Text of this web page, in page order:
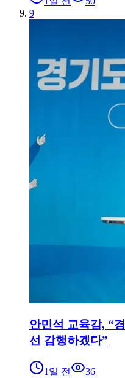
9
안민석 교육감, “
선 감행하겠다”
1일 전 36